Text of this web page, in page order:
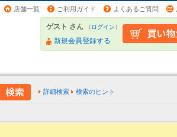
店舗一覧 ご利用ガイド よくあるご質問
ゲスト さん （ログイン）
新規会員登録する
詳細検索 検索のヒント